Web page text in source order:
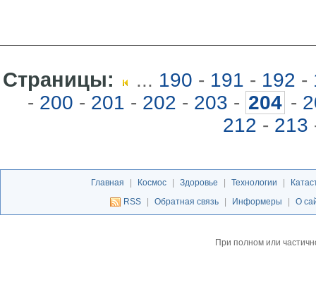
Страницы: ... 190 - 191 - 192 -
- 200 - 201 - 202 - 203 - 204 -
212 - 213
Главная Космос Здоровье Технологии
RSS
Обратная связь Информеры О
При полном или